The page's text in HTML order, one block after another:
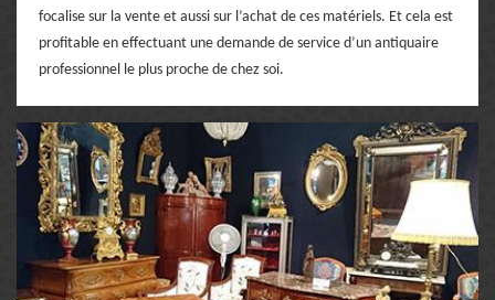
focalise sur la vente et aussi sur l’achat de ces matériels. Et cela est
profitable en effectuant une demande de service d’un antiquaire
professionnel le plus proche de chez soi.